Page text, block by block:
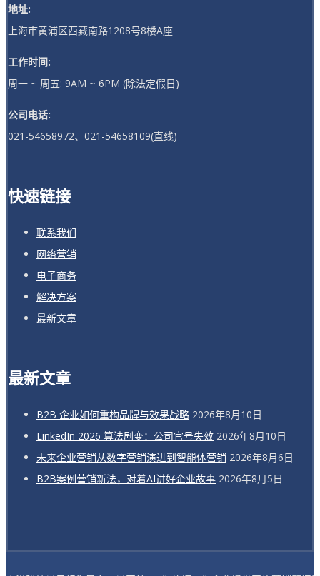
地址:
上海市黄浦区西藏南路1208号8楼A座
工作时间:
周一 ~ 周五: 9AM ~ 6PM (除法定假日)
公司电话:
021-54658972、021-54658109(直线)
快速链接
联系我们
网络营销
电子商务
解决方案
最新文章
最新文章
B2B 企业如何重构品牌与效果战略 2026年8月10日
LinkedIn 2026 算法剧变：公司官号失效 2026年8月10日
未来企业营销从数字营销演进到智能体营销 2026年8月6日
B2B案例营销新法，对着AI讲好企业故事 2026年8月5日